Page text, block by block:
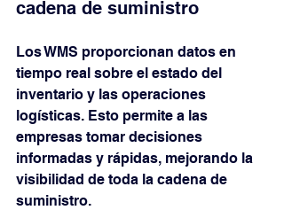
cadena de suministro
Los WMS proporcionan datos en
tiempo real sobre el estado del
inventario y las operaciones
logísticas. Esto permite a las
empresas tomar decisiones
informadas y rápidas, mejorando la
visibilidad de toda la cadena de
suministro.